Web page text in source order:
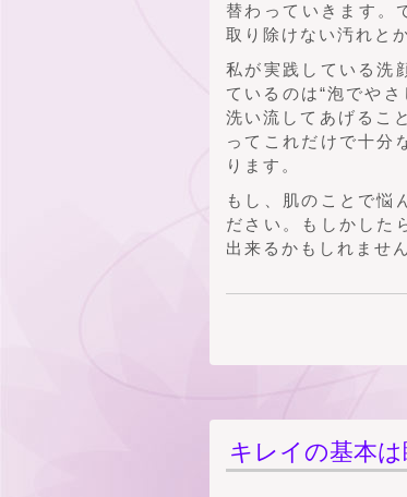
替わっていきます。
取り除けない汚れと
私が実践している洗
ているのは“泡でや
洗い流してあげるこ
ってこれだけで十分
ります。
もし、肌のことで悩
ださい。もしかした
出来るかもしれませ
キレイの基本